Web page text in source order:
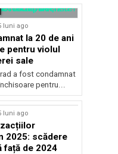
luni ago
la 20 de ani
pentru violul
sale
a fost condamnat
pentru...
luni ago
2025: scădere
față de 2024